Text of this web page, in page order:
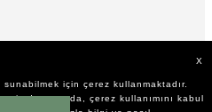
X
için çerez kullanmaktadır.
durumunda, çerez kullanımını kabul